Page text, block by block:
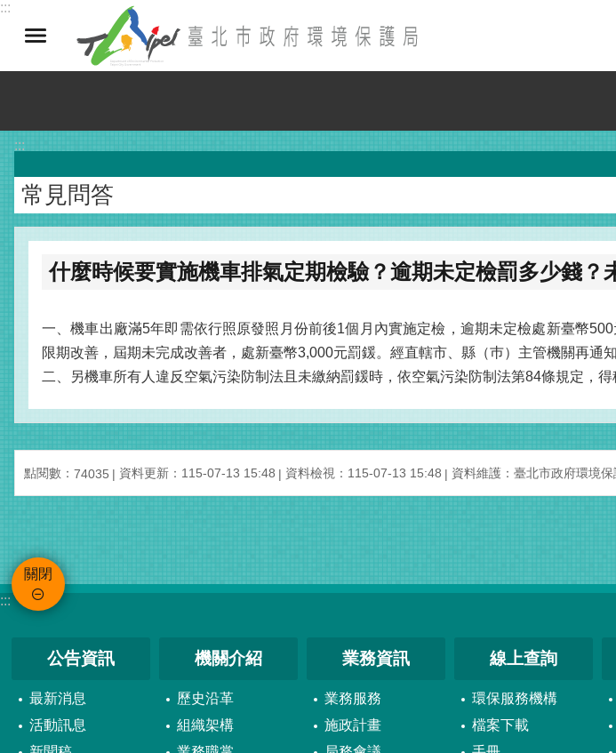
跳到主要內容區塊
:::
:::
常見問答
什麼時候要實施機車排氣定期檢驗？逾期未定檢罰多少錢？
一、機車出廠滿5年即需依行照原發照月份前後1個月內實施定檢，逾期未定檢處新臺幣
限期改善，屆期未完成改善者，處新臺幣3,000元罰鍰。經直轄市、縣（巿）主管機關再通
二、另機車所有人違反空氣污染防制法且未繳納罰鍰時，依空氣污染防制法第84條規定，
點閱數： 74035 資料更新：115-07-13 15:48 資料檢視：115-07-13 15:48 資料維護：臺北市政府環境
關閉
:::
公告資訊
最新消息
活動訊息
機關介紹
歷史沿革
組織架構
業務資訊
業務服務
施政計畫
線上查詢
環保服務機構
檔案下載